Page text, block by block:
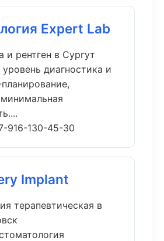
Expert Lab
и рентген в Сургут
диагностика и
916-130-45-30
Implant
терапевтическая в